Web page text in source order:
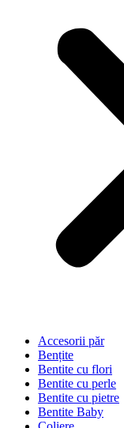
Accesorii păr
Bențite
Bentite cu flori
Bentite cu perle
Bentite cu pietre
Bentite Baby